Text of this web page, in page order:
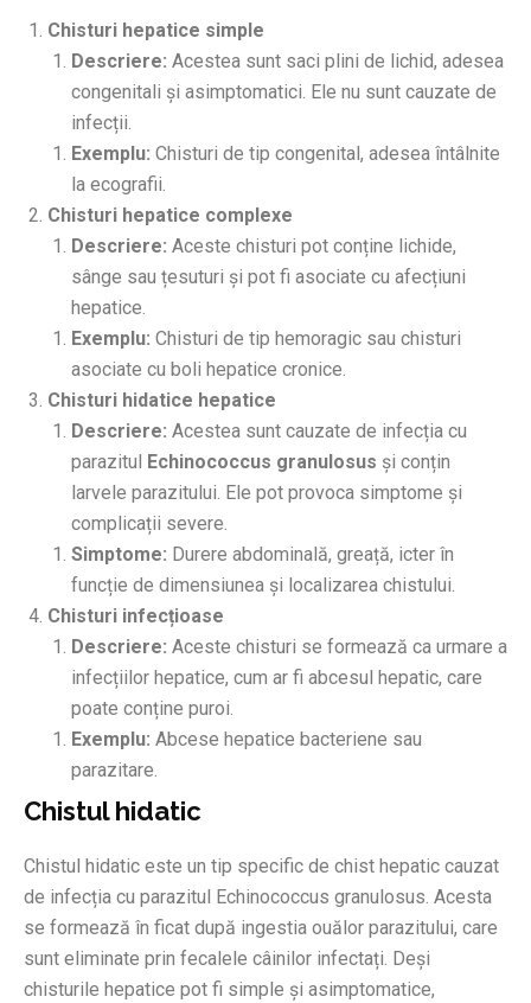
Chisturi hepatice simple
Descriere: Acestea sunt saci plini de lichid, adesea
congenitali și asimptomatici. Ele nu sunt cauzate de
infecții.
Exemplu: Chisturi de tip congenital, adesea întâlnite
la ecografii.
Chisturi hepatice complexe
Descriere: Aceste chisturi pot conține lichide,
sânge sau țesuturi și pot fi asociate cu afecțiuni
hepatice.
Exemplu: Chisturi de tip hemoragic sau chisturi
asociate cu boli hepatice cronice.
Chisturi hidatice hepatice
Descriere: Acestea sunt cauzate de infecția cu
parazitul
Echinococcus granulosus și conțin
larvele parazitului. Ele pot provoca simptome și
complicații severe.
Simptome: Durere abdominală, greață, icter în
funcție de dimensiunea și localizarea chistului.
Chisturi infecțioase
Descriere: Aceste chisturi se formează ca urmare a
infecțiilor hepatice, cum ar fi abcesul hepatic, care
poate conține puroi.
Exemplu: Abcese hepatice bacteriene sau
parazitare.
Chistul hidatic
Chistul hidatic este un tip specific de chist hepatic cauzat
de infecția cu parazitul Echinococcus granulosus. Acesta
se formează în ficat după ingestia ouălor parazitului, care
sunt eliminate prin fecalele câinilor infectați. Deși
chisturile hepatice pot fi simple și asimptomatice,